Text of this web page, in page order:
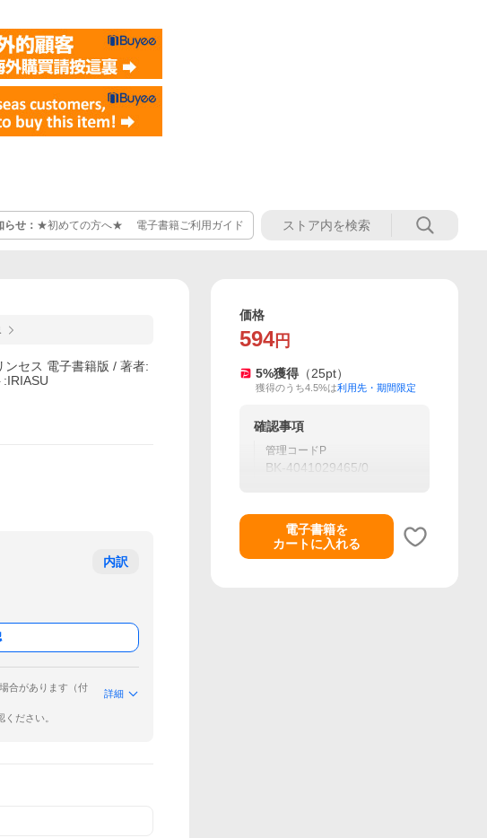
らせ： ★初めての方へ★ 電子書籍ご利用ガイド
セス 電子書籍版 / 著者:
内訳
合があります（付
詳細
ださい。
価格
594円
5%獲得 （25pt）
獲得のうち4.5%は利用先・期間限定
確認事項
管理コードP
BK-4041029465/0
電子書籍を
カートに入れる